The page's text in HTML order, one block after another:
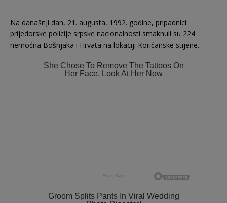
Na današnji dan, 21. augusta, 1992. godine, pripadnici
prijedorske policije srpske nacionalnosti smaknuli su 224
nemoćna Bošnjaka i Hrvata na lokaciji Korićanske stijene.